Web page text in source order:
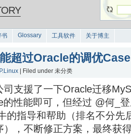
书 Glossary 工具软件 关于博主
超过Oracle的调优Case
P.Linux | Filed under 未分类
司支援了一下Oracle迁移
性能即可，但经过 @何_
的指导和帮助（排名不分先
），不断修正方案，最终获